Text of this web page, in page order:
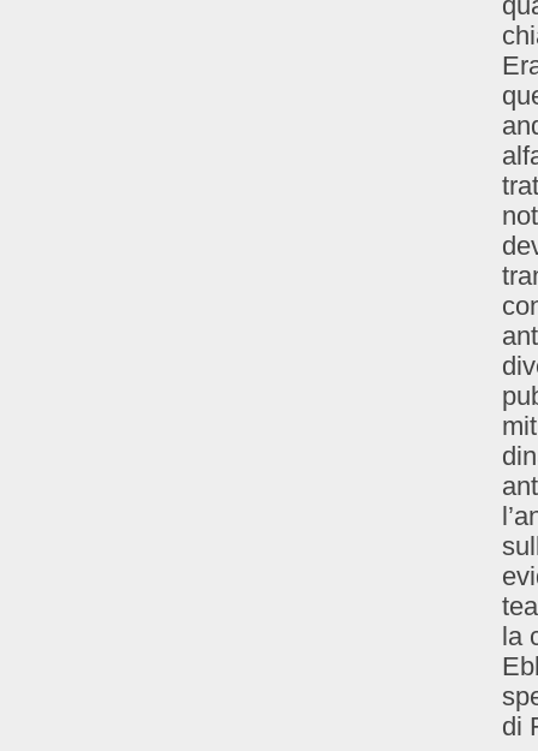
la
di